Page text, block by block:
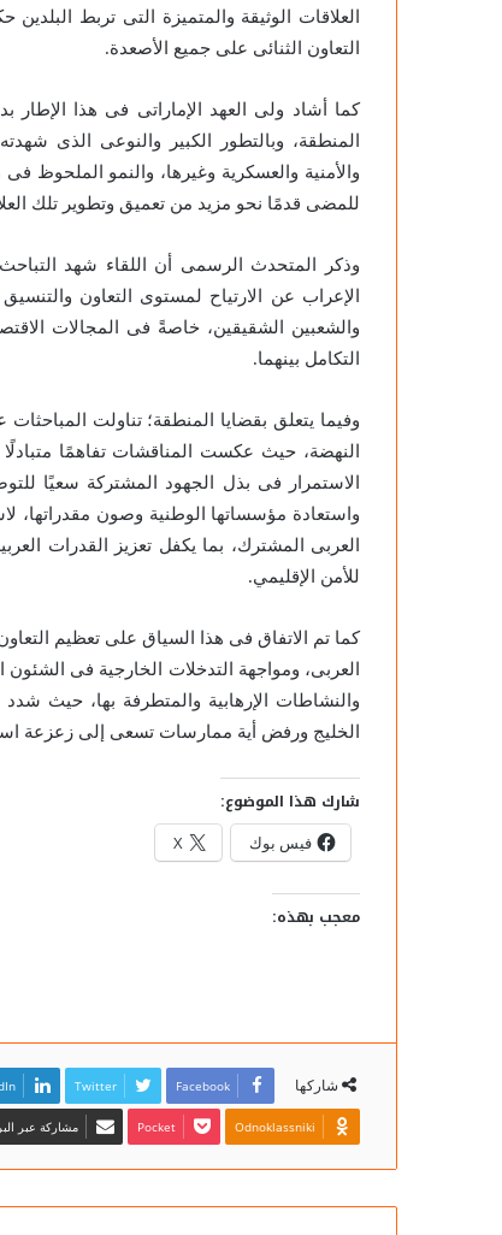
العلاقات الوثيقة والمتميزة التى تربط
التعاون الثنائى على جميع الأصعدة.
كما أشاد ولى العهد الإماراتى فى هذا
المنطقة، وبالتطور الكبير والنوعى الذى
والأمنية والعسكرية وغيرها، والنمو الملحوظ
للمضى قدمًا نحو مزيد من تعميق وتطوير تلك
وذكر المتحدث الرسمى أن اللقاء شهد
الإعراب عن الارتياح لمستوى التعاون
والشعبين الشقيقين، خاصةً فى المجالات
التكامل بينهما.
وفيما يتعلق بقضايا المنطقة؛ تناولت
النهضة، حيث عكست المناقشات تفاهمًا متبادلًا
الاستمرار فى بذل الجهود المشتركة سعيًا
واستعادة مؤسساتها الوطنية وصون مقدراتها،
العربى المشترك، بما يكفل تعزيز القدرات
للأمن الإقليمي.
كما تم الاتفاق فى هذا السياق على تعظيم
العربى، ومواجهة التدخلات الخارجية فى
والنشاطات الإرهابية والمتطرفة بها، حيث
الخليج ورفض أية ممارسات تسعى إلى زعزعة
شارك هذا الموضوع:
فيس بوك X
معجب بهذه:
شاركها Facebook
Twitter
Odnoklassniki
Pocket مشاركة عبر